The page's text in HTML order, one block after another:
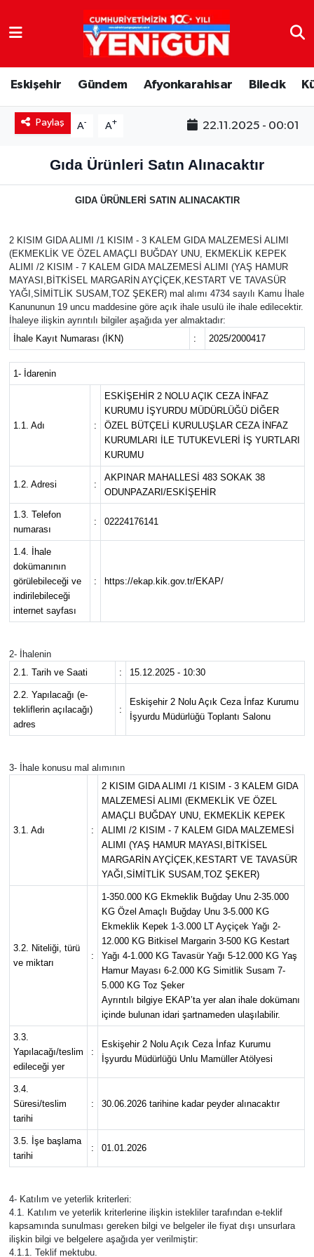
Eskişehir Gündem Afyonkarahisar Bilecik
Paylaş A- A+ 22.11.2025 - 00:01
Gıda Ürünleri Satın Alınacaktır
GIDA ÜRÜNLERİ SATIN ALINACAKTIR
2 KISIM GIDA ALIMI /1 KISIM - 3 KALEM GIDA MALZEMESİ ALIMI
(EKMEKLİK VE ÖZEL AMAÇLI BUĞDAY UNU, EKMEKLİK KEPEK
ALIMI /2 KISIM - 7 KALEM GIDA MALZEMESİ ALIMI (YAŞ HAMUR
MAYASI,BİTKİSEL MARGARİN AYÇİÇEK,KESTART VE TAVASÜR
YAĞI,SİMİTLİK SUSAM,TOZ ŞEKER) mal alımı 4734 sayılı Kamu İhale
Kanununun 19 uncu maddesine göre açık ihale usulü ile ihale edilecektir.
İhaleye ilişkin ayrıntılı bilgiler aşağıda yer almaktadır:
İhale Kayıt Numarası (İKN)
: 2025/2000417
1- İdarenin
1.1. Adı :
ESKİŞEHİR 2 NOLU AÇIK CEZA İNFAZ
KURUMU İŞYURDU MÜDÜRLÜĞÜ DİĞER
ÖZEL BÜTÇELİ KURULUŞLAR CEZA İNFAZ
KURUMLARI İLE TUTUKEVLERİ İŞ YURTLARI
KURUMU
1.2. Adresi :
AKPINAR MAHALLESİ 483 SOKAK 38
ODUNPAZARI/ESKİŞEHİR
1.3. Telefon
numarası
: 02224176141
1.4. İhale
dokümanının
görülebileceği ve
indirilebileceği
internet sayfası
: https://ekap.kik.gov.tr/EKAP/
2- İhalenin
2.1. Tarih ve Saati
: 15.12.2025 - 10:30
2.2. Yapılacağı (e-
tekliflerin açılacağı)
adres
:
Eskişehir 2 Nolu Açık Ceza İnfaz Kurumu
İşyurdu Müdürlüğü Toplantı Salonu
3- İhale konusu mal alımının
3.1. Adı :
2 KISIM GIDA ALIMI /1 KISIM - 3 KALEM GIDA
MALZEMESİ ALIMI (EKMEKLİK VE ÖZEL
AMAÇLI BUĞDAY UNU, EKMEKLİK KEPEK
ALIMI /2 KISIM - 7 KALEM GIDA MALZEMESİ
ALIMI (YAŞ HAMUR MAYASI,BİTKİSEL
MARGARİN AYÇİÇEK,KESTART VE TAVASÜR
YAĞI,SİMİTLİK SUSAM,TOZ ŞEKER)
3.2. Niteliği, türü
ve miktarı
:
1-350.000 KG Ekmeklik Buğday Unu 2-35.000
KG Özel Amaçlı Buğday Unu 3-5.000 KG
Ekmeklik Kepek 1-3.000 LT Ayçiçek Yağı 2-
12.000 KG Bitkisel Margarin 3-500 KG Kestart
Yağı 4-1.000 KG Tavasür Yağı 5-12.000 KG Yaş
Hamur Mayası 6-2.000 KG Simitlik Susam 7-
5.000 KG Toz Şeker
Ayrıntılı bilgiye EKAP’ta yer alan ihale dokümanı
içinde bulunan idari şartnameden ulaşılabilir.
3.3.
Yapılacağı/teslim
edileceği yer
:
Eskişehir 2 Nolu Açık Ceza İnfaz Kurumu
İşyurdu Müdürlüğü Unlu Mamüller Atölyesi
3.4.
Süresi/teslim
tarihi
: 30.06.2026 tarihine kadar peyder alınacaktır
3.5. İşe başlama
tarihi
: 01.01.2026
4- Katılım ve yeterlik kriterleri:
4.1. Katılım ve yeterlik kriterlerine ilişkin istekliler tarafından e-teklif
kapsamında sunulması gereken bilgi ve belgeler ile fiyat dışı unsurlara
ilişkin bilgi ve belgelere aşağıda yer verilmiştir:
4.1.1. Teklif mektubu.
Nöbetçi Eczaneler
Hava Durumu
Trafik Durumu
Süper Lig Puan Durumu ve Fikstür
Tüm Manşetler
Haber Arşivi